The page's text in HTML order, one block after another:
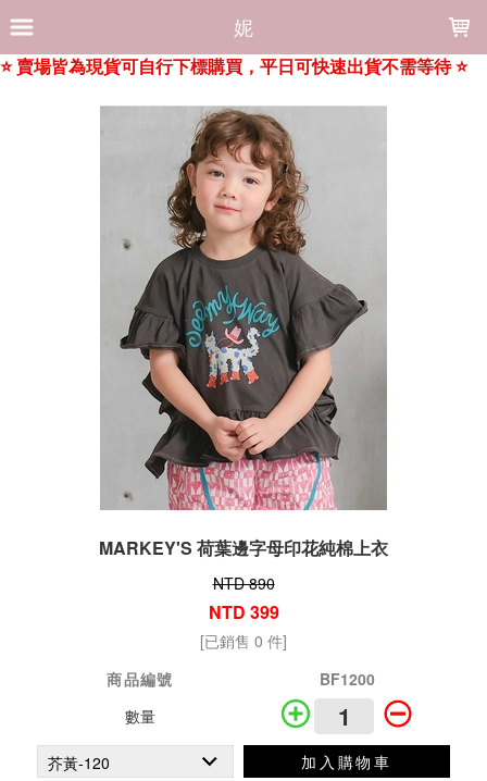
妮
MARKEY'S 荷葉邊字母印花純棉上衣
NTD 890
NTD 399
[已銷售 0 件]
商品編號
BF1200
數量
加入購物車